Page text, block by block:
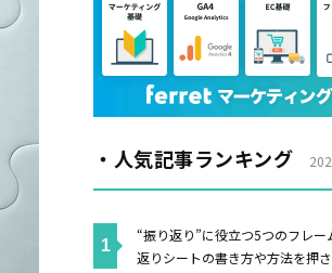
・人気記事ランキング
“振り返り”に役立つ5つのフレー
返りシートの書き方や方法を押